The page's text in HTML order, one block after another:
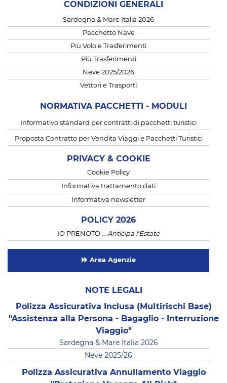
CONDIZIONI GENERALI
Sardegna & Mare Italia 2026
Pacchetto Nave
Più Volo e Trasferimenti
Più Trasferimenti
Neve 2025/2026
Vettori e Trasporti
NORMATIVA PACCHETTI - MODULI
Informativo standard per contratti di pacchetti turistici
Proposta Contratto per Vendita Viaggi e Pacchetti Turistici
PRIVACY & COOKIE
Cookie Policy
Informativa trattamento dati
Informativa newsletter
POLICY 2026
IO PRENOTO … Anticipa l'Estate
Area Agenzie
NOTE LEGALI
Polizza Assicurativa Inclusa (Multirischi Base)
"Assistenza alla Persona - Bagaglio - Interruzione
Viaggio"
Sardegna & Mare Italia 2026
Neve 2025/26
Polizza Assicurativa Annullamento Viaggio